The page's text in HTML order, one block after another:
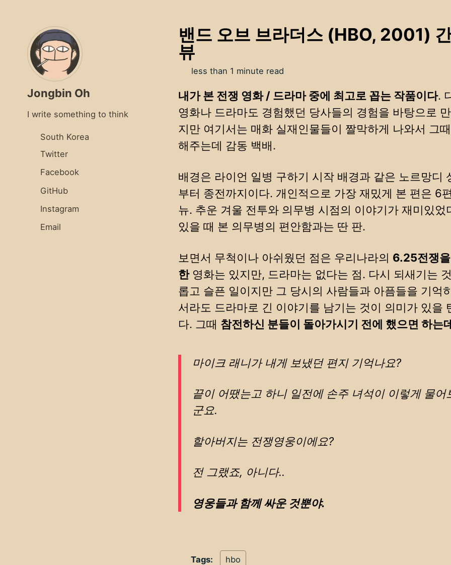
Jongbin Oh
I write something to think
South Korea
Twitter
Facebook
GitHub
Instagram
Email
밴드 오브 브라더스 (HBO, 2001)
뷰
less than 1 minute read
내가 본 전쟁 영화 / 드라마 중에 최고로 꼽는 작품이다.
영화나 드라마도 경험했던 당사들의 경험을 바탕으로
지만 여기서는 매화 실재인물들이 짤막하게 나와서 그
해주는데 감동 백배.
배경은 라이언 일병 구하기 시작 배경과 같은 노르망디
부터 종전까지이다. 개인적으로 가장 재밌게 본 편은 6
뉴. 추운 겨울 전투와 의무병 시점의 이야기가 재미있었
있을 때 본 의무병의 편안함과는 딴 판.
보면서 무척이나 아쉬웠던 점은 우리나라의 6.25전쟁
한영화는 있지만, 드라마는 없다는 점. 다시 되새기는
롭고 슬픈 일이지만 그 당시의 사람들과 아픔들을 기억
서라도 드라마로 긴 이야기를 남기는 것이 의미가 있을
다. 그때 참전하신 분들이 돌아가시기 전에 했으면 하는
마이크 래니가 내게 보냈던 편지 기억나요?
끝이 어땠는고 하니 일전에 손주 녀석이 이렇게 물어
군요.
할아버지는 전쟁영웅이에요?
전 그랬죠, 아니다..
영웅들과 함께 싸운 것뿐야.
Tags: hbo